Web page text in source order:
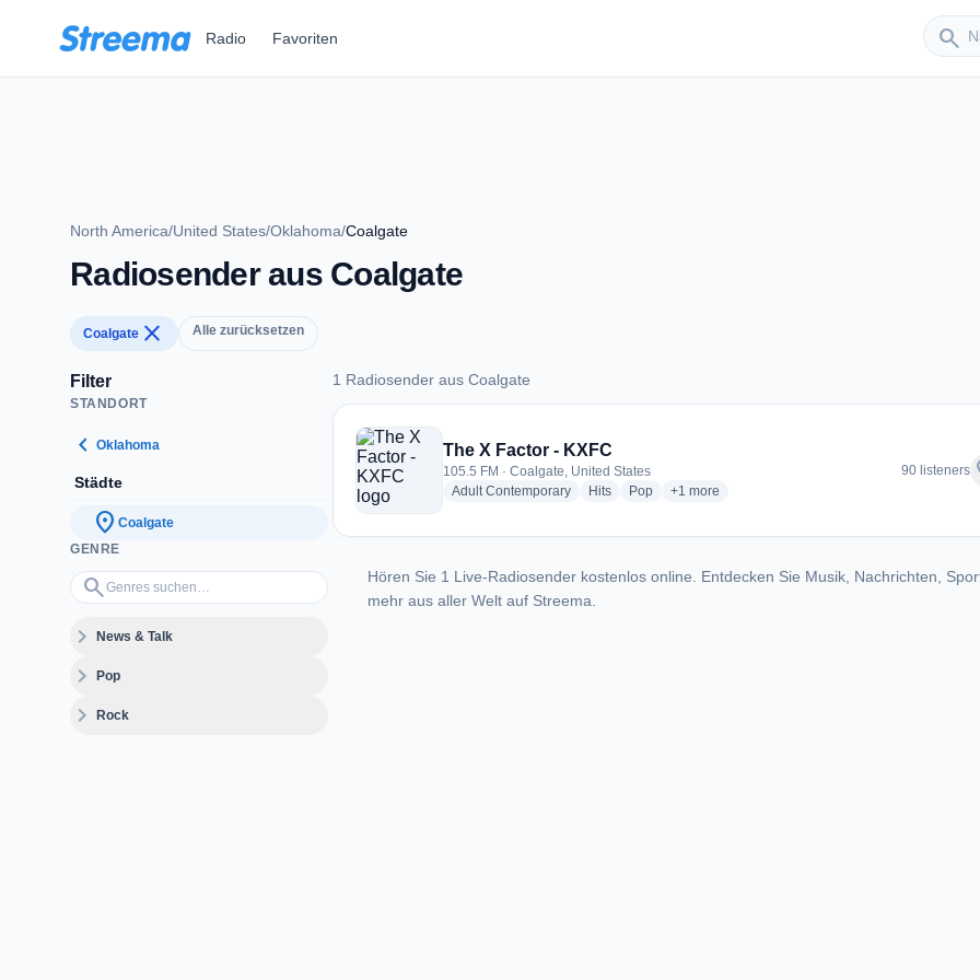
Radio Favoriten search
Sender
North America/United States/Oklahoma/Coalgate
Radiosender aus Coalgate
Coalgate close Alle zurücksetzen
Filter
STANDORT
chevron_left Oklahoma
Städte
location_on Coalgate
GENRE
search
Genres suchen…
expand_moreNews & Talk
expand_morePop
expand_moreRock
1 Radiosender aus Coalgate
1 Radiosender aus Coalgate
The X Factor - KXFC
105.5 FM · Coalgate, United States
Adult Contemporaryradio stations
Hitsradio stations
Popradio stations
+1 more genres for The X Factor - KXFC
more
90 listeners
Hören Sie 1 Live-Radiosender kostenlos online. Entdecken Sie Musik, Nachrichten,
mehr aus aller Welt auf Streema.